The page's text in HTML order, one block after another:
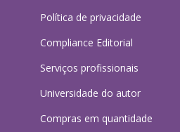
Política de privacidade
Compliance Editorial
Serviços profissionais
Universidade do autor
Compras em quantidade